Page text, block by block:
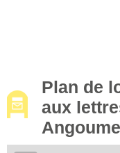
Plan de
aux
Angoume